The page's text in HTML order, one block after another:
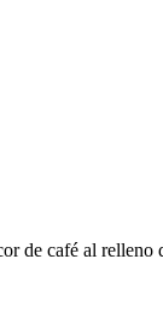
de café al relleno